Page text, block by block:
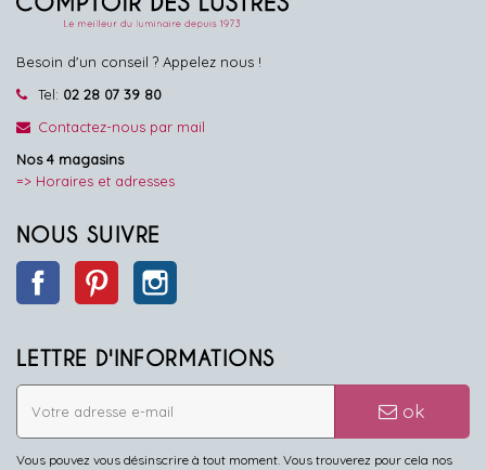
Besoin d'un conseil ? Appelez nous !
Tel: 02 28 07 39 80
Contactez-nous par mail
Nos 4 magasins
=> Horaires et adresses
NOUS SUIVRE
Facebook Pinterest
LETTRE D'INFORMATIONS
ok
Vous pouvez vous désinscrire à tout moment. Vous trouverez pour cela nos